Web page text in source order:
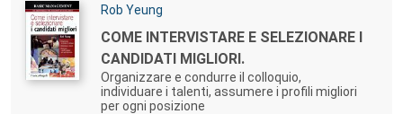
Autori:
Rob Yeung
Titolo:
COME INTERVISTARE E SELEZIONARE I
CANDIDATI MIGLIORI.
Organizzare e condurre il colloquio,
individuare i talenti, assumere i profili migliori
per ogni posizione